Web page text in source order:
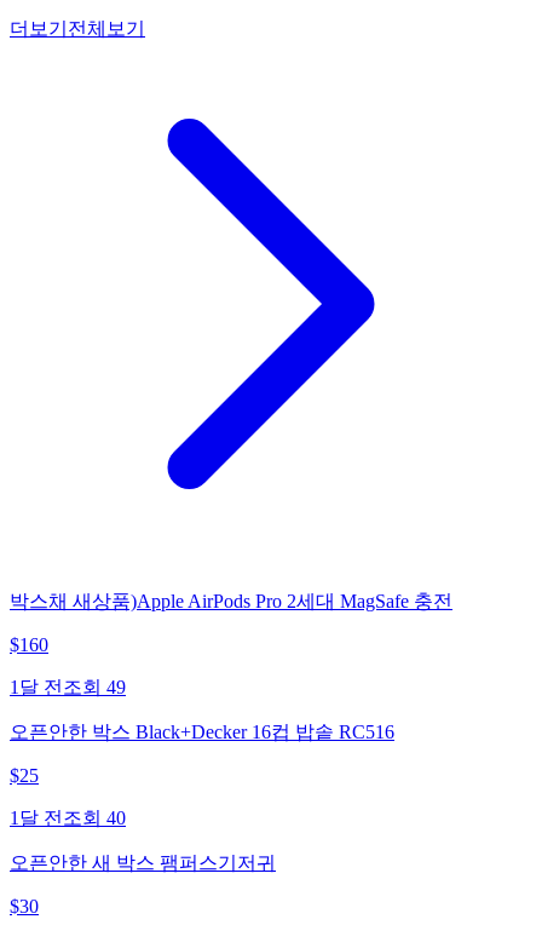
더보기 전체보기
박스채 새상품)Apple AirPods Pro 2세대 MagSafe 충전
$160
1달 전 조회 49
오픈안한 박스 Black+Decker 16컵 밥솥 RC516
$25
1달 전 조회 40
오픈안한 새 박스 팸퍼스기저귀
$30